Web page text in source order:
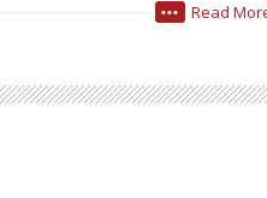
Read
•••